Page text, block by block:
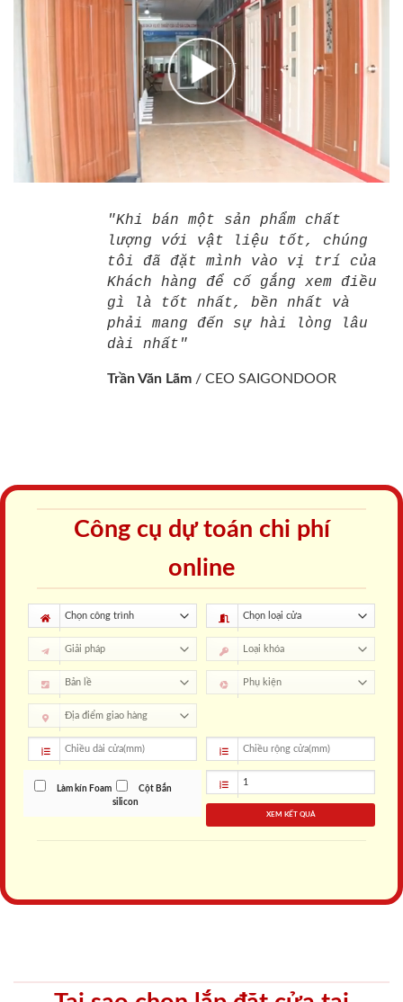
"Khi bán một sản phẩm chất
lượng với vật liệu tốt, chúng
tôi đã đặt mình vào vị trí của
Khách hàng để cố gắng xem điều
gì là tốt nhất, bền nhất và
phải mang đến sự hài lòng lâu
dài nhất"
Trần Văn Lãm / CEO SAIGONDOOR
Công cụ dự toán chi phí
online
Làm kín Foam
Cột Bắn
silicon
XEM KẾT QUẢ